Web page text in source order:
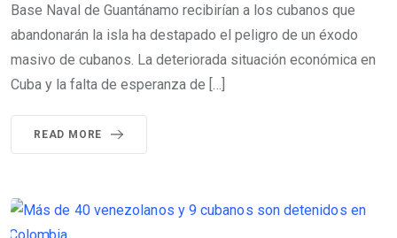
Base Naval de Guantánamo recibirían a los cubanos que
abandonarán la isla ha destapado el peligro de un éxodo
masivo de cubanos. La deteriorada situación económica en
Cuba y la falta de esperanza de […]
READ MORE